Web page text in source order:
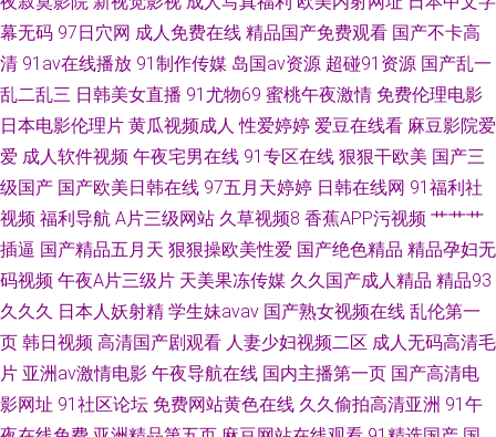
幕无码 97日穴网 成人免费在线 精品国产免费观看 国产不卡高
清 91av在线播放 91制作传媒 岛国av资源 超碰91资源 国产乱一
乱二乱三 日韩美女直播 91尤物69 蜜桃午夜激情 免费伦理电影
日本电影伦理片 黄瓜视频成人 性爱婷婷 爱豆在线看 麻豆影院爱
爱 成人软件视频 午夜宅男在线 91专区在线 狠狠干欧美 国产三
级国产 国产欧美日韩在线 97五月天婷婷 日韩在线网 91福利社
视频 福利导航 A片三级网站 久草视频8 香蕉APP污视频 艹艹艹
插逼 国产精品五月天 狠狠操欧美性爱 国产绝色精品 精品孕妇无
码视频 午夜A片三级片 天美果冻传媒 久久国产成人精品 精品93
久久久 日本人妖射精 学生妹avav 国产熟女视频在线 乱伦第一
页 韩日视频 高清国产剧观看 人妻少妇视频二区 成人无码高清毛
片 亚洲av激情电影 午夜导航在线 国内主播第一页 国产高清电
影网址 91社区论坛 免费网站黄色在线 久久偷拍高清亚洲 91午